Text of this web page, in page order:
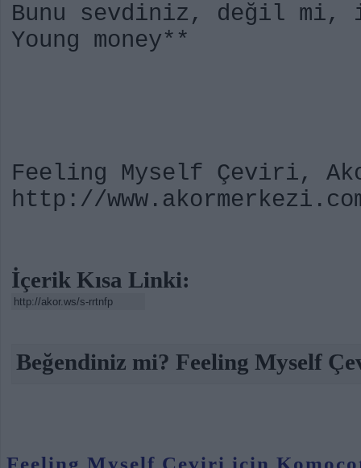
Bunu sevdiniz, değil mi,
Young money**
Feeling Myself Çeviri,
http://
İçerik Kısa Linki:
Beğendiniz mi? Feeling Myself
Feeling Myself Çeviri için